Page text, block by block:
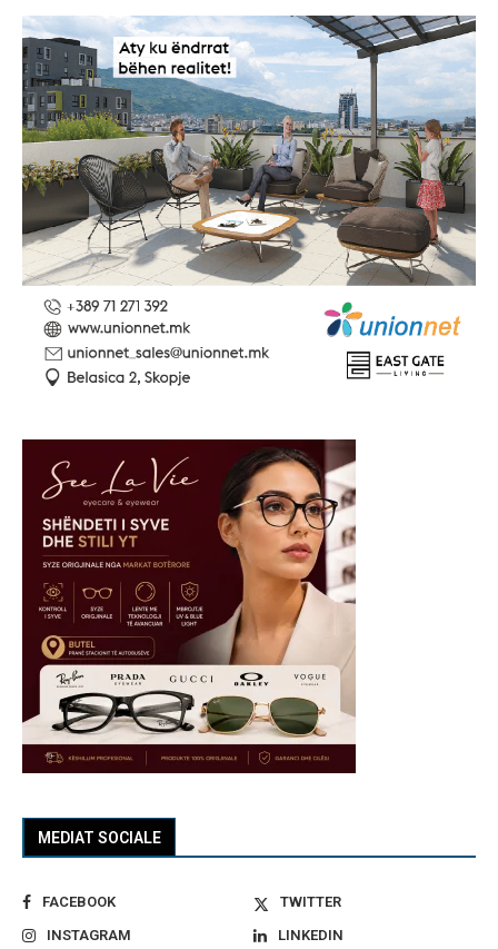
MEDIAT SOCIALE
FACEBOOK
TWITTER
INSTAGRAM
LINKEDIN